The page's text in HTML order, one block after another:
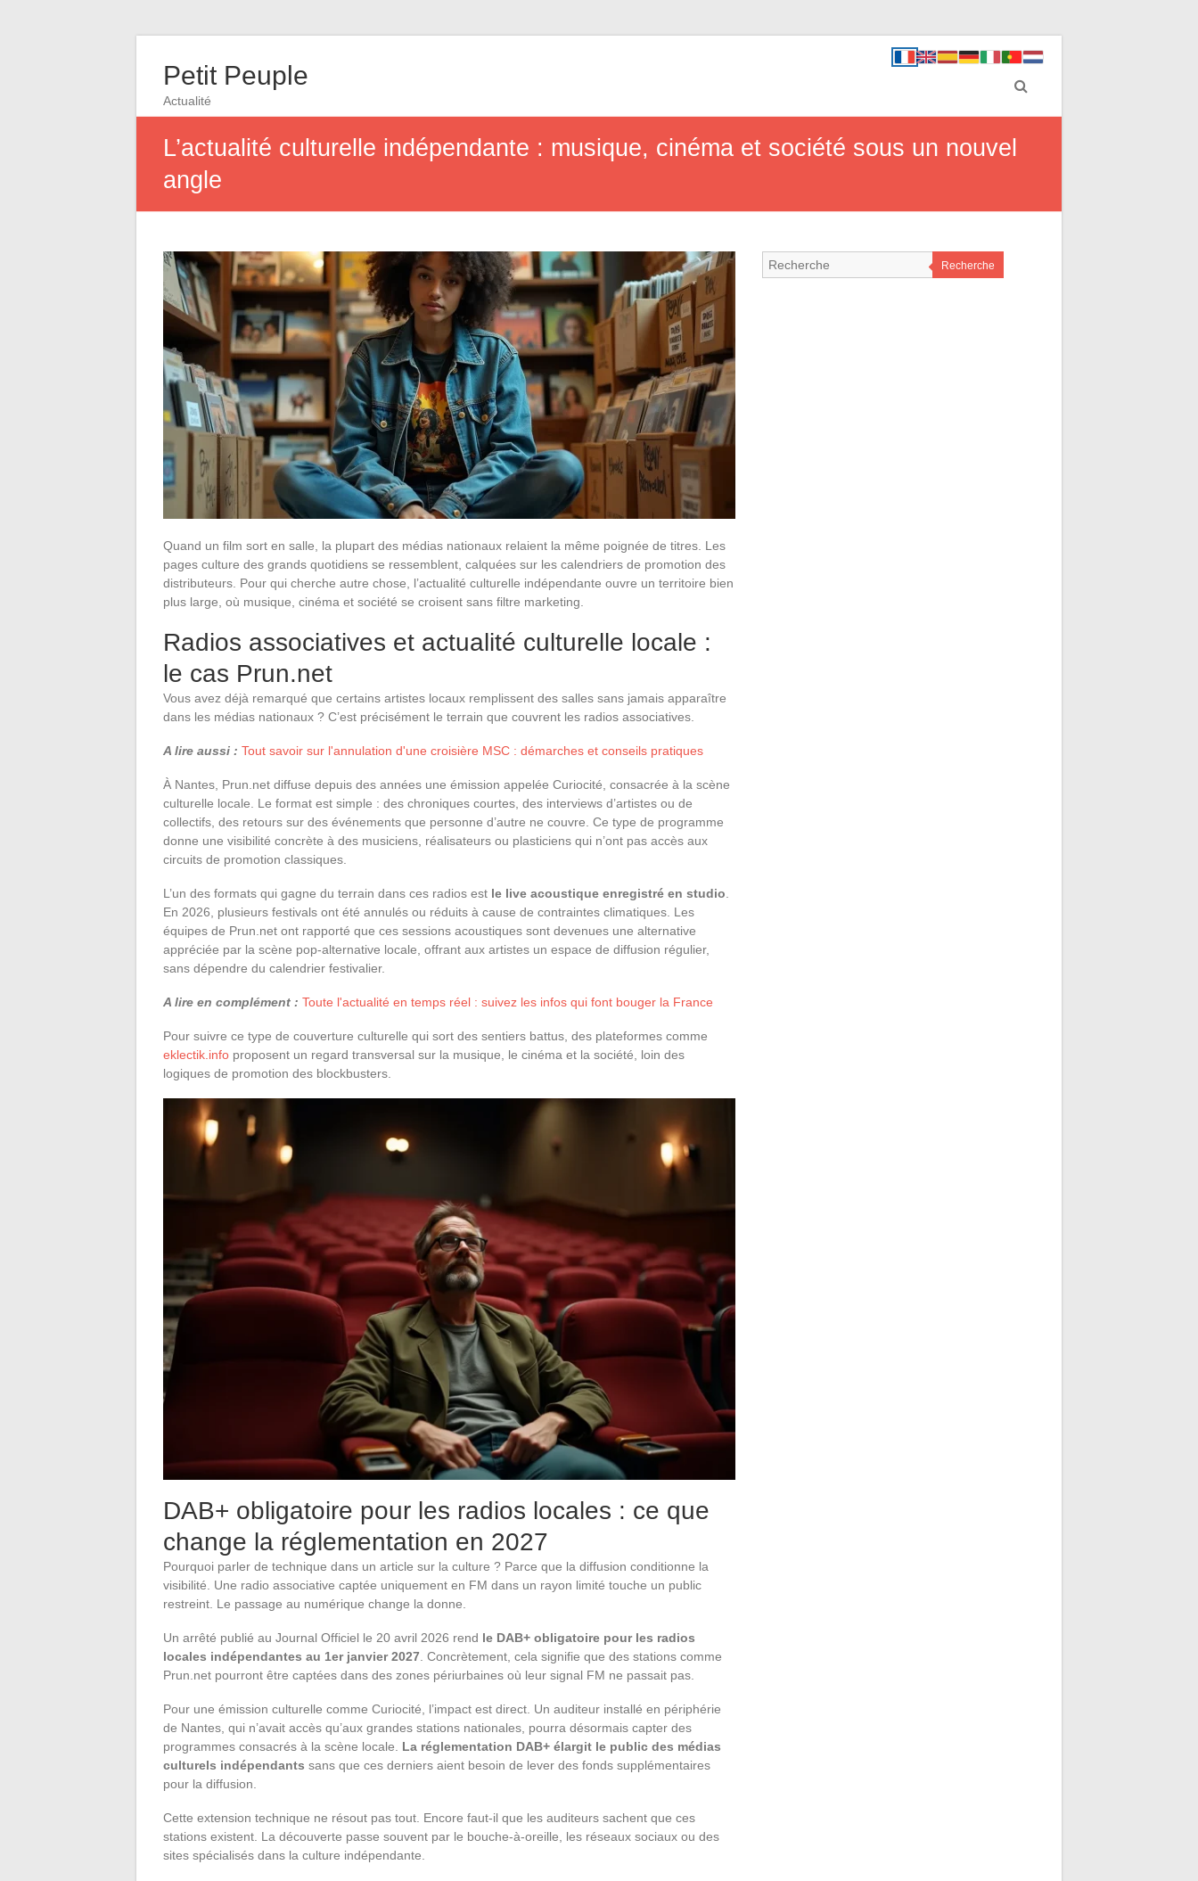
Petit Peuple
Actualité
L’actualité culturelle indépendante : musique, cinéma et société sous un nouvel
angle
Quand un film sort en salle, la plupart des médias nationaux relaient la même poignée de titres. Les
pages culture des grands quotidiens se ressemblent, calquées sur les calendriers de promotion des
distributeurs. Pour qui cherche autre chose, l’actualité culturelle indépendante ouvre un territoire bien
plus large, où musique, cinéma et société se croisent sans filtre marketing.
Radios associatives et actualité culturelle locale :
le cas Prun.net
Vous avez déjà remarqué que certains artistes locaux remplissent des salles sans jamais apparaître
dans les médias nationaux ? C’est précisément le terrain que couvrent les radios associatives.
A lire aussi : Tout savoir sur l'annulation d'une croisière MSC : démarches et conseils pratiques
À Nantes, Prun.net diffuse depuis des années une émission appelée Curiocité, consacrée à la scène
culturelle locale. Le format est simple : des chroniques courtes, des interviews d’artistes ou de
collectifs, des retours sur des événements que personne d’autre ne couvre. Ce type de programme
donne une visibilité concrète à des musiciens, réalisateurs ou plasticiens qui n’ont pas accès aux
circuits de promotion classiques.
L’un des formats qui gagne du terrain dans ces radios est le live acoustique enregistré en studio
En 2026, plusieurs festivals ont été annulés ou réduits à cause de contraintes climatiques. Les
équipes de Prun.net ont rapporté que ces sessions acoustiques sont devenues une alternative
appréciée par la scène pop-alternative locale, offrant aux artistes un espace de diffusion régulier,
sans dépendre du calendrier festivalier.
A lire en complément : Toute l'actualité en temps réel : suivez les infos qui font bouger la France
Pour suivre ce type de couverture culturelle qui sort des sentiers battus, des plateformes comme
eklectik.info proposent un regard transversal sur la musique, le cinéma et la société, loin des
logiques de promotion des blockbusters.
DAB+ obligatoire pour les radios locales : ce que
change la réglementation en 2027
Pourquoi parler de technique dans un article sur la culture ? Parce que la diffusion conditionne la
visibilité. Une radio associative captée uniquement en FM dans un rayon limité touche un public
restreint. Le passage au numérique change la donne.
Un arrêté publié au Journal Officiel le 20 avril 2026 rend le DAB+ obligatoire pour les radios
locales indépendantes au 1er janvier 2027. Concrètement, cela signifie que des stations comme
Prun.net pourront être captées dans des zones périurbaines où leur signal FM ne passait pas.
Pour une émission culturelle comme Curiocité, l’impact est direct. Un auditeur installé en périphérie
de Nantes, qui n’avait accès qu’aux grandes stations nationales, pourra désormais capter des
programmes consacrés à la scène locale. La réglementation DAB+ élargit le public des médias
culturels indépendants sans que ces derniers aient besoin de lever des fonds supplémentaires
pour la diffusion.
Cette extension technique ne résout pas tout. Encore faut-il que les auditeurs sachent que ces
stations existent. La découverte passe souvent par le bouche-à-oreille, les réseaux sociaux ou des
sites spécialisés dans la culture indépendante.
Recherche